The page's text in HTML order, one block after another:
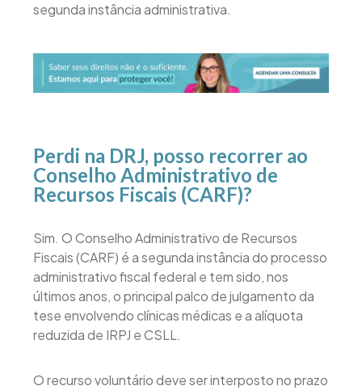
segunda instância administrativa.
Perdi na DRJ, posso recorrer ao
Conselho Administrativo de
Recursos Fiscais (CARF)?
Sim. O Conselho Administrativo de Recursos
Fiscais (CARF) é a segunda instância do processo
administrativo fiscal federal e tem sido, nos
últimos anos, o principal palco de julgamento da
tese envolvendo clínicas médicas e a alíquota
reduzida de IRPJ e CSLL.
O recurso voluntário deve ser interposto no prazo